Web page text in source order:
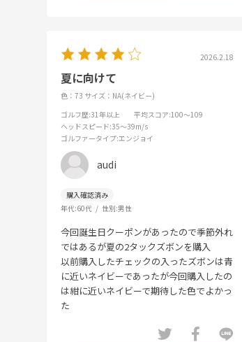
2026.2.18
夏に向けて
色：73 サイズ：NA(ネイビー)
ゴルフ歴:31年以上 平均スコア:100～109
ヘッドスピード:35～39m/s
ゴルファータイプ:エンジョイ
audi
年代:60代 性別:男性
今回誕生日クーポンがあったので季節外れ
ではあるが夏の2タックズボンを購入
以前購入したチェックの入ったズボンは青
に近いネイビーであったが今回購入したの
は紺に近いネイビーで期待した色でよかっ
た